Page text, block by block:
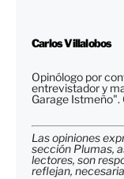
Carlos Villalobos
Opinólogo por
entrevistador y
Garage Istmeño".
Las opiniones
sección Plumas,
lectores, son
reflejan,